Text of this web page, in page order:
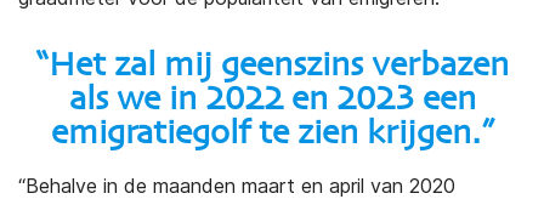
“Het zal mij geenszins verbazen
als we in 2022 en 2023 een
emigratiegolf te zien krijgen.”
“Behalve in de maanden maart en april van 2020